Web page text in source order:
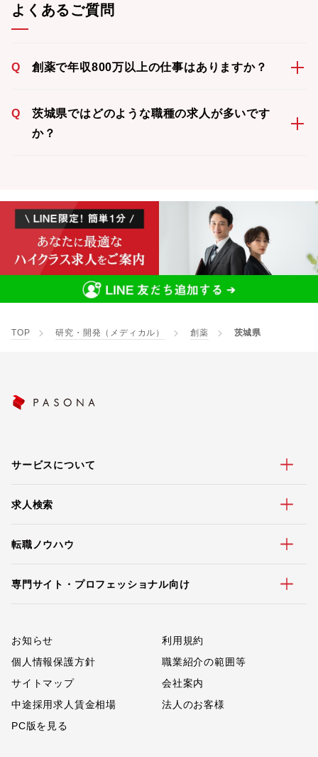
よくあるご質問
Q 創薬で年収800万以上の仕事はありますか？
Q
茨城県ではどのような職種の求人が多いです
か？
TOP 研究・開発（メディカル） 創薬 茨城県
サービスについて
求人検索
転職ノウハウ
専門サイト・プロフェッショナル向け
お知らせ
利用規約
個人情報保護方針
職業紹介の範囲等
サイトマップ
会社案内
中途採用求人賃金相場
法人のお客様
PC版を見る